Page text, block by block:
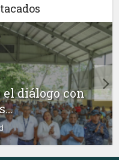
diálogo con